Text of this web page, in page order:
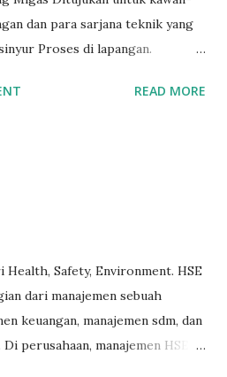
dan para sarjana teknik yang
Proses di lapangan.
berhadapan dengan
cepat, dan terkadang butuh
– dalam hal
memperkaya kita dalam
permasalahan proses berikutnya.
masalah troubleshooting
READ MORE
Health, Safety, Environment. HSE
dari manajemen sebuah
keuangan, manajemen sdm, dan
perusahaan, manajemen HSE